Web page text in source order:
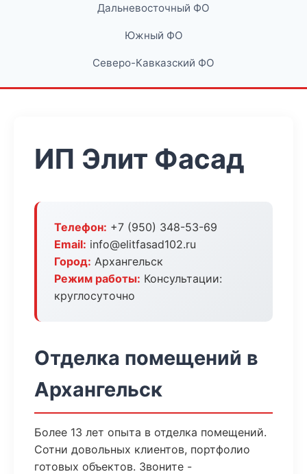
Дальневосточный ФО
Южный ФО
Северо-Кавказский ФО
ИП Элит Фасад
Телефон: +7 (950) 348-53-69
Email: info@elitfasad102.ru
Город: Архангельск
Режим работы: Консультации:
круглосуточно
Отделка помещений в
Архангельск
Более 13 лет опыта в отделка помещений.
Сотни довольных клиентов, портфолио
готовых объектов. Звоните -